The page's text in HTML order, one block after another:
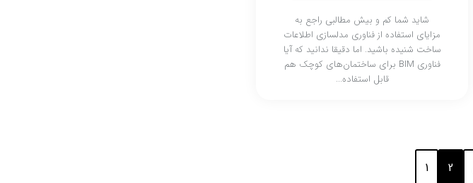
شاید شما کم و بیش مطالبی راجع به
مزایای استفاده از فناوری مدلسازی اطلاعات
ساخت شنیده باشید. اما دقیقا ندانید که آیا
فناوری BIM برای ساختمان‌های کوچک هم
قابل استفاده...
1 2